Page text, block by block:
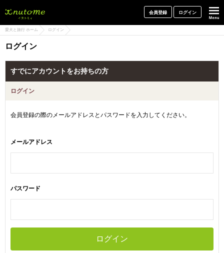
会員登録 ログイン
愛犬と旅行 ホーム ログイン
ログイン
すでにアカウントをお持ちの方
ログイン
会員登録の際のメールアドレスとパスワードを入力してください。
メールアドレス
パスワード